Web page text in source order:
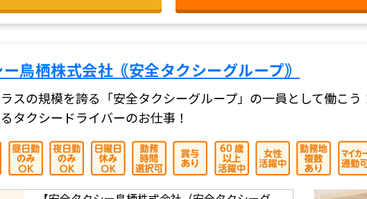
鳥栖株式会社｟安全タクシーグループ｠
スの規模を誇る「安全タクシーグループ」の一員として働こ
タクシードライバーのお仕事！